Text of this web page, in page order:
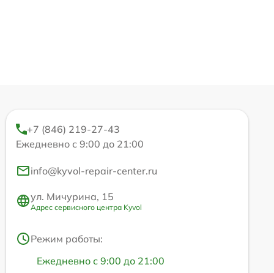
+7 (846) 219-27-43
Ежедневно с 9:00 до 21:00
info@kyvol-repair-center.ru
ул. Мичурина, 15
Адрес сервисного центра Kyvol
Режим работы:
Ежедневно с 9:00 до 21:00